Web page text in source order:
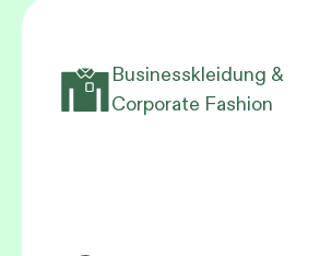
Businesskleidung &
Corporate Fashion